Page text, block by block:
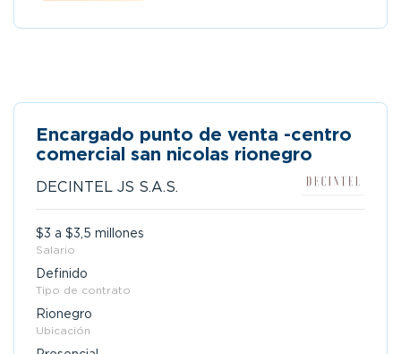
Encargado punto de venta -centro
comercial san nicolas rionegro
DECINTEL JS S.A.S.
$3 a $3,5 millones
Salario
Definido
Tipo de contrato
Rionegro
Ubicación